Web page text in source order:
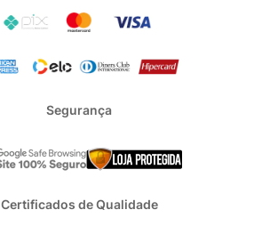
Segurança
Certificados de Qualidade